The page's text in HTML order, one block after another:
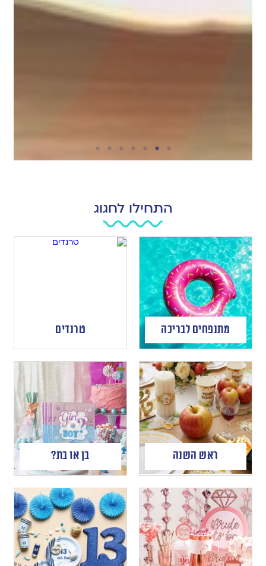
התחילו לחגוג
מתנפחים לבריכה טרנדים
ראש השנה בן או בת?